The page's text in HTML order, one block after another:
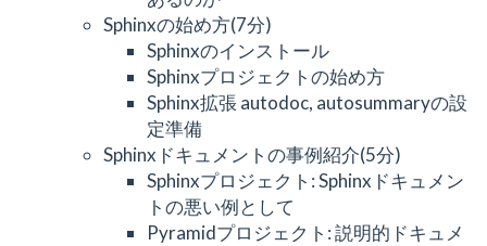
Sphinxの始め方(7分)
Sphinxのインストール
Sphinxプロジェクトの始め方
Sphinx拡張 autodoc, autosummaryの設
定準備
Sphinxドキュメントの事例紹介(5分)
Sphinxプロジェクト: Sphinxドキュメン
トの悪い例として
Pyramidプロジェクト: 説明的ドキュメ